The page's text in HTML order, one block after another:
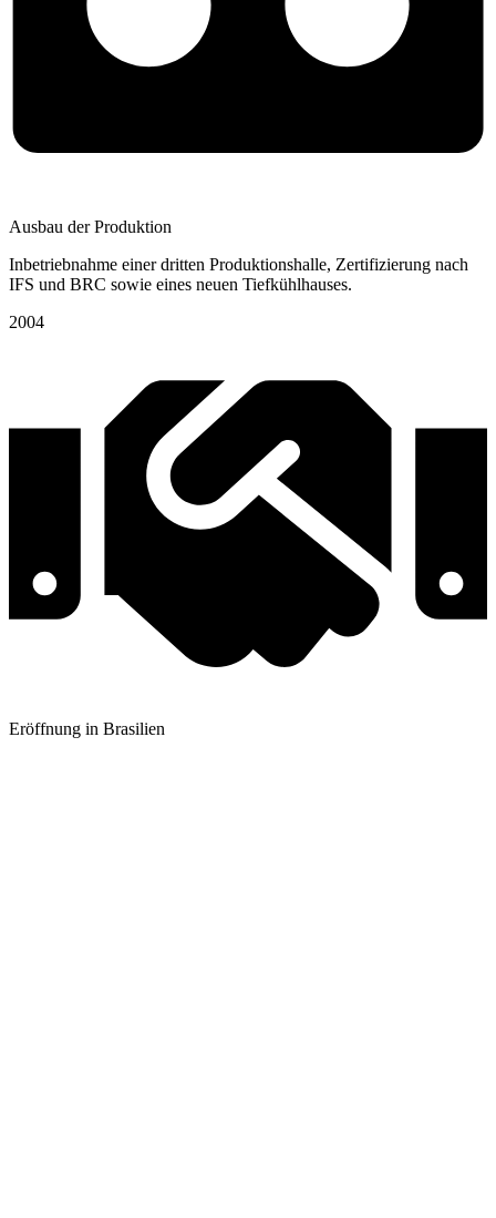
Ausbau der Produktion
Inbetriebnahme einer dritten Produktionshalle, Zertifizierung nach
IFS und BRC sowie eines neuen Tiefkühlhauses.
2004
Eröffnung in Brasilien